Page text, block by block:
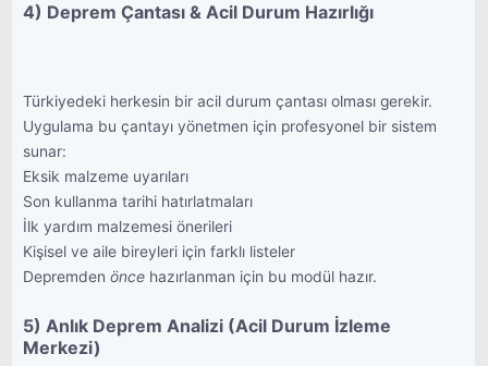
4) Deprem Çantası & Acil Durum Hazırlığı
Türkiyedeki herkesin bir acil durum çantası olması gerekir.
Uygulama bu çantayı yönetmen için profesyonel bir sistem
sunar:
Eksik malzeme uyarıları
Son kullanma tarihi hatırlatmaları
İlk yardım malzemesi önerileri
Kişisel ve aile bireyleri için farklı listeler
Depremdenönce hazırlanman için bu modül hazır.
5) Anlık Deprem Analizi (Acil Durum İzleme
Merkezi)